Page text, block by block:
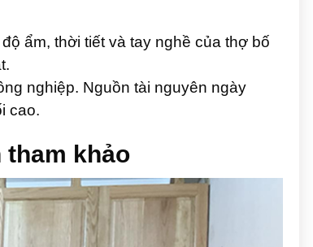
ẩm, thời tiết và tay nghề của thợ bố
nghiệp. Nguồn tài nguyên ngày
cao.
tham khảo